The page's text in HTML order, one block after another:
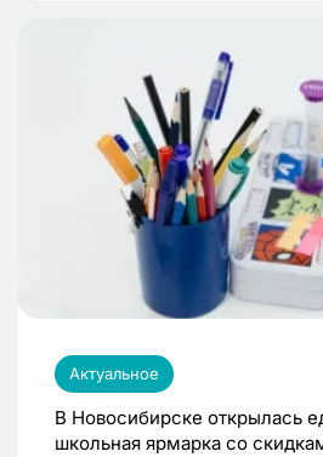
Актуальное
В Новосибирске открылась
школьная ярмарка со